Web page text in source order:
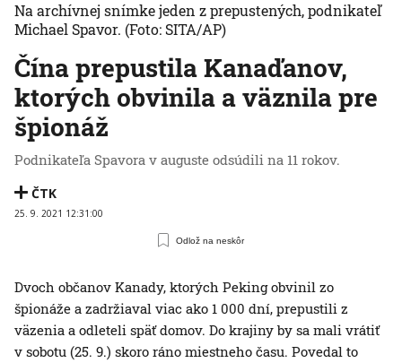
Čína prepustila Kanaďanov,
ktorých obvinila a väznila pre
špionáž
Podnikateľa Spavora v auguste odsúdili na 11 rokov.
ČTK
25. 9. 2021 12:31:00
Odlož na neskôr
Na archívnej snímke jeden z prepustených, podnikateľ
Michael Spavor. (Foto: SITA/AP)
Dvoch občanov Kanady, ktorých Peking obvinil zo
špionáže a zadržiaval viac ako 1 000 dní, prepustili z
väzenia a odleteli späť domov. Do krajiny by sa mali vrátiť
v sobotu (25. 9.) skoro ráno miestneho času. Povedal to